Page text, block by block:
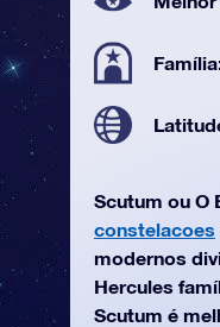
Scutum ou O
constelacoes
modernos
Hercules
Scutum é